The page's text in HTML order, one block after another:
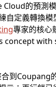
的預測
自定義轉換
專家的核心
到Coupang